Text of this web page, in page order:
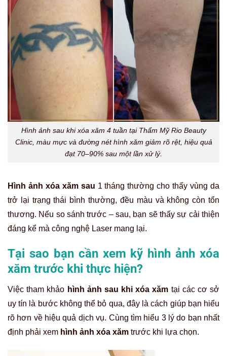
Hình ảnh sau khi xóa xăm 4 tuần tại Thẩm Mỹ Rio Beauty
Clinic, màu mực và đường nét hình xăm giảm rõ rệt, hiệu quả
đạt 70–90% sau một lần xử lý.
Hình ảnh xóa xăm sau 1 tháng thường cho thấy vùng da
trở lại trạng thái bình thường, đều màu và không còn tổn
thương. Nếu so sánh trước – sau, bạn sẽ thấy sự cải thiện
đáng kể mà công nghệ Laser mang lại.
Tại sao bạn cần xem kỹ hình ảnh xóa
xăm trước khi thực hiện?
Việc tham khảo hình ảnh sau khi xóa xăm tại các cơ sở
uy tín là bước không thể bỏ qua, đây là cách giúp bạn hiểu
rõ hơn về hiệu quả dịch vụ. Cùng tìm hiểu 3 lý do bạn nhất
định phải xem hình ảnh xóa xăm trước khi lựa chọn.